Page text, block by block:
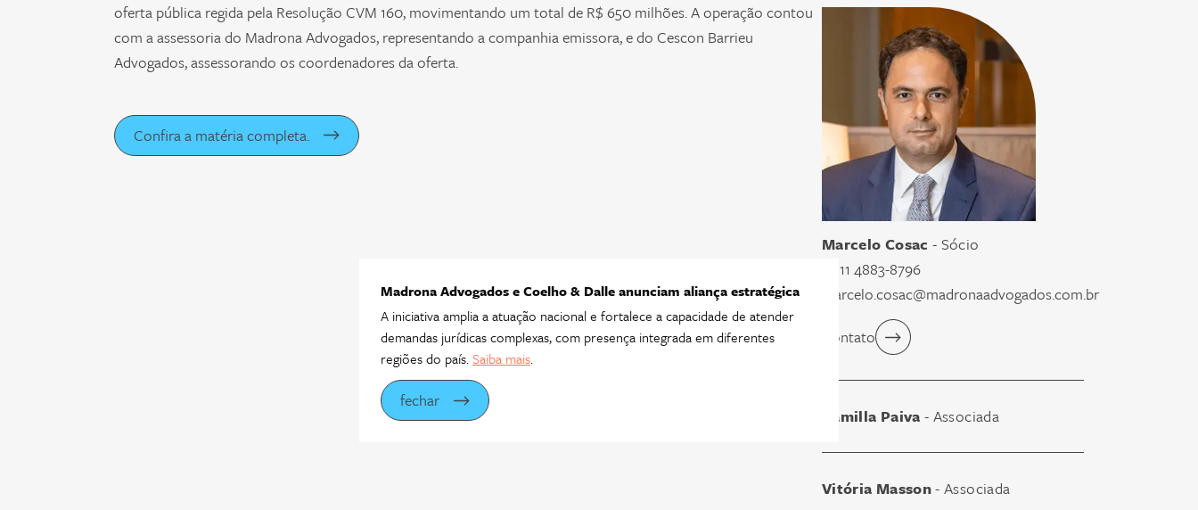
Marcelo Cosac - Sócio
55 11 4883-8796
marcelo.cosac@madronaadvogados.com.br
Contato
Camilla Paiva - Associada
Vitória Masson- Associada
oferta pública regida pela Resolução CVM 160, movimentando um total de R$ 650 milhões. A operação contou
com a assessoria do Madrona Advogados, representando a companhia emissora, e do Cescon Barrieu
Advogados, assessorando os coordenadores da oferta.
Confira a matéria completa.
Madrona Advogados e Coelho & Dalle anunciam aliança estratégica
A iniciativa amplia a atuação nacional e fortalece a capacidade de atender
demandas jurídicas complexas, com presença integrada em diferentes
regiões do país.Saiba mais.
fechar